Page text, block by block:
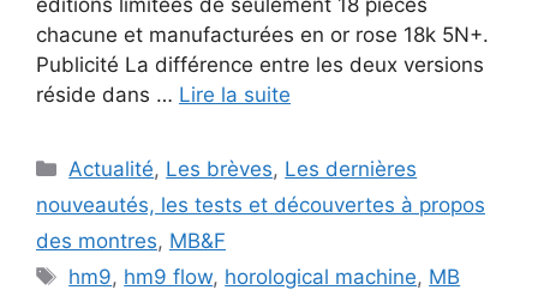
chacune et manufacturées en or rose 18k 5N+.
Publicité La différence entre les deux versions
réside dans … Lire la suite
Catégories
Actualité, Les brèves, Les dernières
nouveautés, les tests et découvertes à propos
des montres, MB&F
Étiquettes
hm9, hm9 flow, horological machine, MB